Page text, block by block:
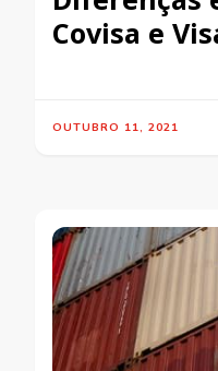
Covisa e
OUTUBRO 11, 2021